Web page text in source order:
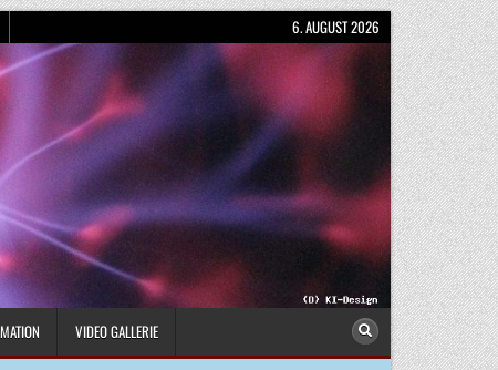
6. AUGUST 2026
VIDEO GALLERIE